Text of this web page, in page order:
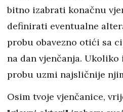
bitno izabrati konačnu
definirati eventualne
probu obavezno otići sa
na dan vjenčanja.
probu uzmi najsličnije
Osim tvoje vjenčanice,